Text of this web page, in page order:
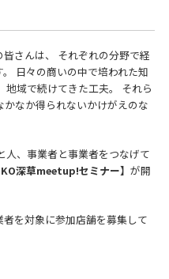
さんは、 それぞれの分野で経
日々の商いの中で培われた知
域で続けてきた工夫。 それら
なか得られないかけがえのな
人、事業者と事業者をつなげて
深草meetup!セミナー】 が開
を対象に参加店舗を募集して